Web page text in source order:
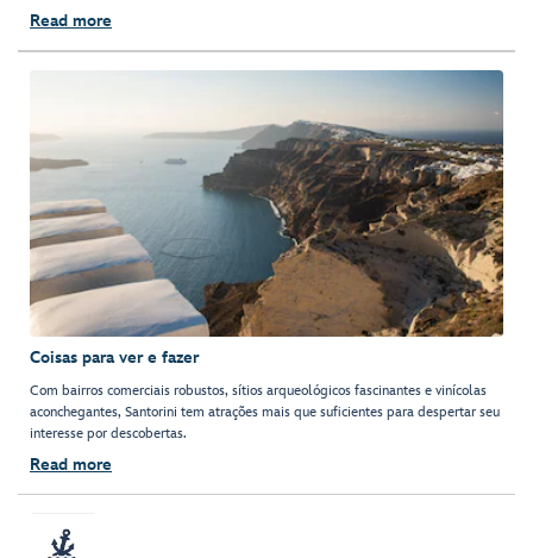
Read more
Coisas para ver e fazer
Com bairros comerciais robustos, sítios arqueológicos fascinantes e vinícolas
aconchegantes, Santorini tem atrações mais que suficientes para despertar seu
interesse por descobertas.
Read more